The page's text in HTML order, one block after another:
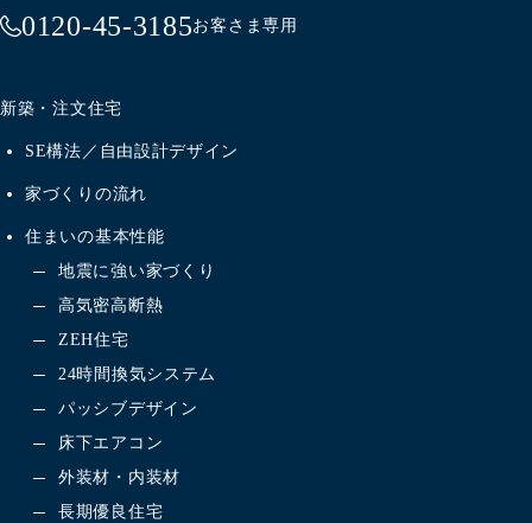
0120-45-3185お客さま専用
新築・注文住宅
SE構法／自由設計デザイン
家づくりの流れ
住まいの基本性能
地震に強い家づくり
高気密高断熱
ZEH住宅
24時間換気システム
パッシブデザイン
床下エアコン
外装材・内装材
長期優良住宅